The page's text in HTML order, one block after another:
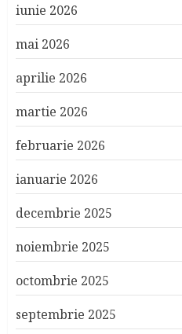
iunie 2026
mai 2026
aprilie 2026
martie 2026
februarie 2026
ianuarie 2026
decembrie 2025
noiembrie 2025
octombrie 2025
septembrie 2025